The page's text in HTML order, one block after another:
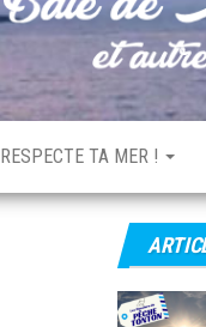
RESPECTE TA MER !